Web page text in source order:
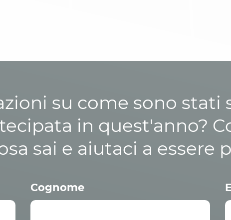
su come sono stati
in quest'anno?
sai e aiutaci a essere
Cognome